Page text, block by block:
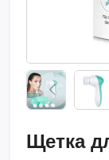
Щетка